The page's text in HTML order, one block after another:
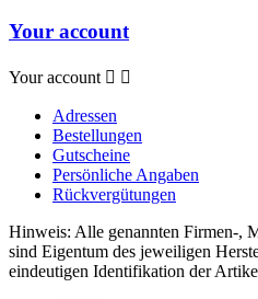
Your account
Your account  
Adressen
Bestellungen
Gutscheine
Persönliche Angaben
Rückvergütungen
Hinweis: Alle genannten Firmen-,
sind Eigentum des jeweiligen
eindeutigen Identifikation der